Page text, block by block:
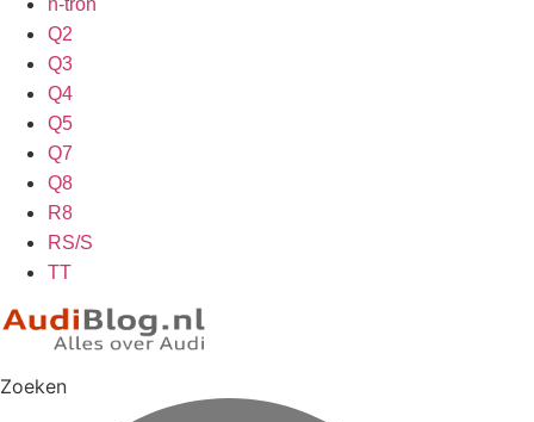
h-tron
Q2
Q3
Q4
Q5
Q7
Q8
R8
RS/S
TT
Zoeken